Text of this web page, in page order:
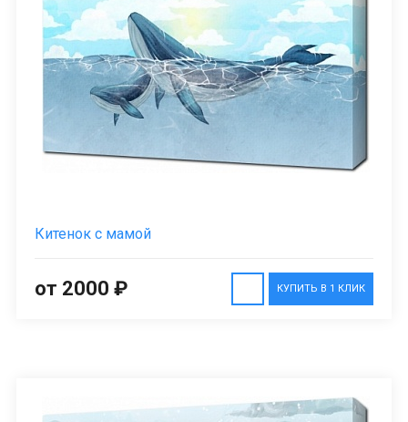
Китенок с мамой
КУПИТЬ В 1 КЛИК
от 2000 ₽